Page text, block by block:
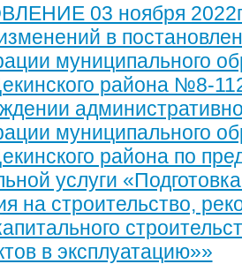
03 ноября
в
муниципального
района №8-
муниципального
района по
услуги
на строительство,
в эксплуатацию»»